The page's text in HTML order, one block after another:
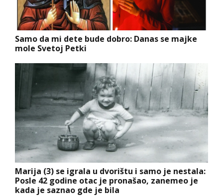
Samo da mi dete bude dobro: Danas se majke
mole Svetoj Petki
Marija (3) se igrala u dvorištu i samo je nestala:
Posle 42 godine otac je pronašao, zanemeo je
kada je saznao gde je bila